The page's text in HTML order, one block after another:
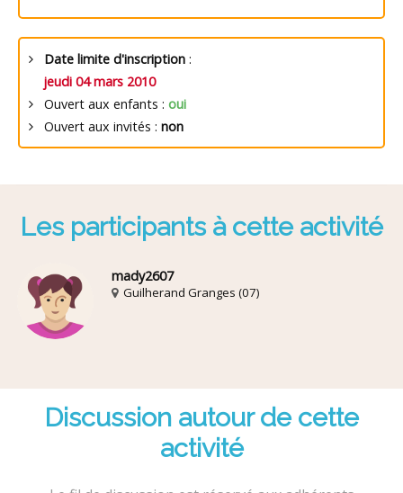
Date limite d'inscription :
jeudi 04 mars 2010
Ouvert aux enfants : oui
Ouvert aux invités : non
Les participants à cette activité
mady2607
Guilherand Granges (07)
Discussion autour de cette
activité